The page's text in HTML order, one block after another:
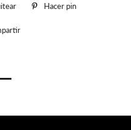
TuitearHacer pin